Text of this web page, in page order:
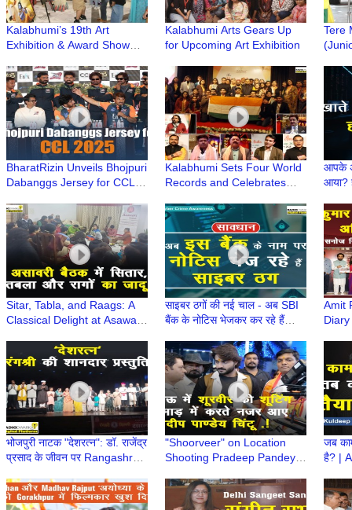
Kalabhumi’s 19th Art
Exhibition & Award Show
Dwarka
Kalabhumi Arts Gears Up
for Upcoming Art Exhibition
Tere
BharatRizin Unveils Bhojpuri
Dabanggs Jersey for CCL
February 8
Kalabhumi Sets Four World
Records and Celebrates
India'
आपके
आया?
Sitar, Tabla, and Raags: A
Classical Delight at Asawari
साइबर ठगों की नई चाल - अब SBI
बैंक के नोटिस भेजकर कर रहे हैं
Awareness
Amit
भोजपुरी नाटक "देशरत्न": डॉ. राजेंद्र
प्रसाद के जीवन पर Rangashree
"Shoorveer" on Location
Shooting Pradeep Pandey
Shivram Rakesh Deva
Pandey
जब
है? |